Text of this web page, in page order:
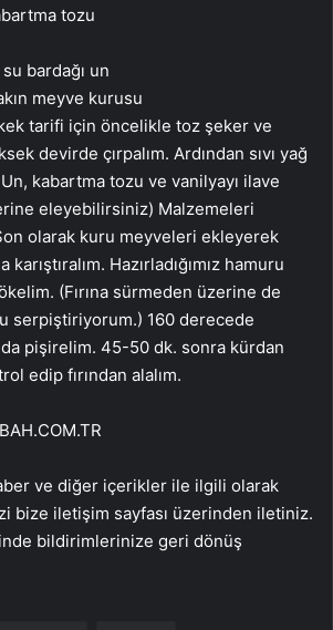
tozu
bardağı un
meyve kurusu
tarifi için öncelikle toz şeker ve
devirde çırpalım. Ardından sıvı yağ
kabartma tozu ve vanilyayı ilave
eleyebilirsiniz) Malzemeleri
olarak kuru meyveleri ekleyerek
Hazırladığımız hamuru
(Fırına sürmeden üzerine de
serpiştiriyorum.) 160 derecede
pişirelim. 45-50 dk. sonra kürdan
edip fırından alalım.
ve diğer içerikler ile ilgili olarak
bize iletişim sayfası üzerinden iletiniz.
bildirimlerinize geri dönüş